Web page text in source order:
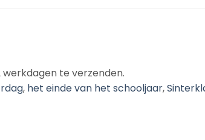
werkdagen te verzenden.
, het einde van het schooljaar,